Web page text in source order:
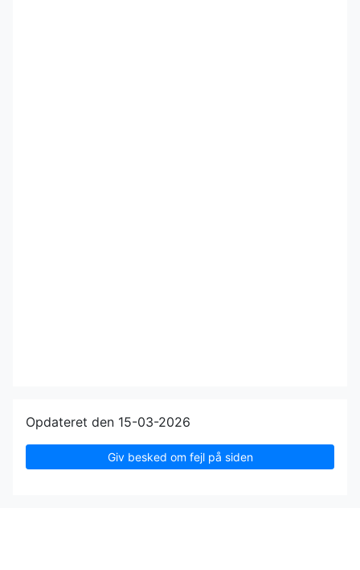
Opdateret den 15-03-2026
Giv besked om fejl på siden